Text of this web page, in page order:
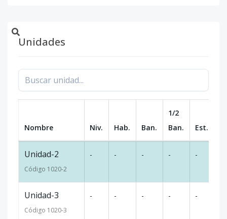
Unidades
Nombre Niv. Hab. Ban.
1/2
Ban.
Est.
Unidad-2
Código 1020-2
- - - - -
Unidad-3
Código 1020-3
- - - - -